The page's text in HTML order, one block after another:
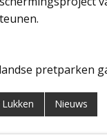
pretparken
Nieuws